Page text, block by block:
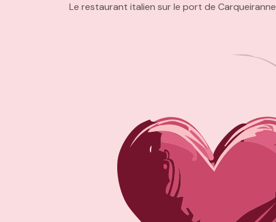
Le restaurant italien sur le port de Carqueiranne